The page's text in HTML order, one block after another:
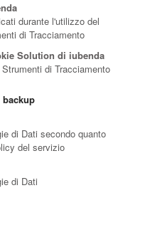
durante l'utilizzo del
di Tracciamento
Solution di iubenda
di Tracciamento
di Dati secondo quanto
del servizio
di Dati